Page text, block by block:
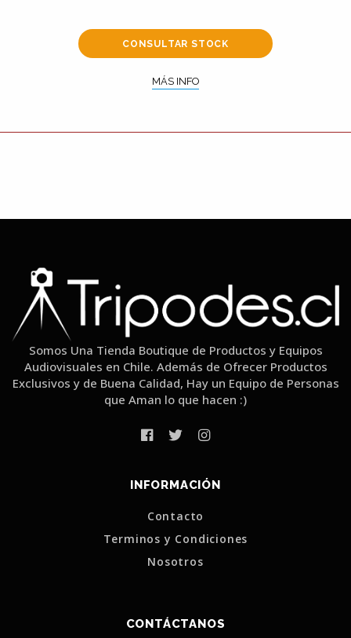
CONSULTAR STOCK
MÁS INFO
Somos Una Tienda Boutique de Productos y Equipos
Audiovisuales en Chile. Además de Ofrecer Productos
Exclusivos y de Buena Calidad, Hay un Equipo de Personas
que Aman lo que hacen :)
INFORMACIÓN
Contacto
Terminos y Condiciones
Nosotros
CONTÁCTANOS